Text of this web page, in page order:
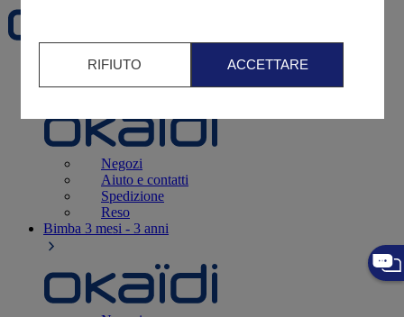
3 - 12 mesi
Negozi
Aiuto e contatti
Spedizione
Reso
Bimba 3 mesi - 3 anni
RIFIUTO ACCETTARE